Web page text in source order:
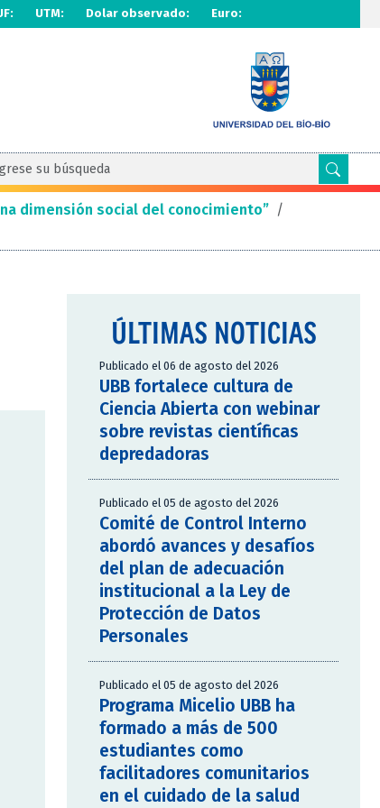
UTM: Dolar observado: Euro:
dimensión social del conocimiento” /
ÚLTIMAS NOTICIAS
Publicado el 06 de agosto del 2026
UBB fortalece cultura de
Ciencia Abierta con webinar
sobre revistas científicas
depredadoras
Publicado el 05 de agosto del 2026
Comité de Control Interno
abordó avances y desafíos
del plan de adecuación
institucional a la Ley de
Protección de Datos
Personales
Publicado el 05 de agosto del 2026
Programa Micelio UBB ha
formado a más de 500
estudiantes como
facilitadores comunitarios
en el cuidado de la salud